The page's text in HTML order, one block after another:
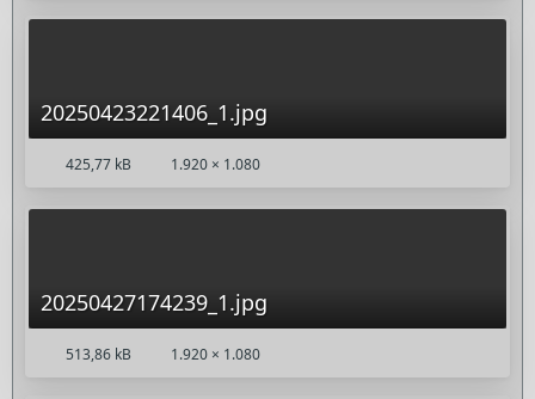
20250423221406_1.jpg
425,77 kB 1.920 × 1.080
20250427174239_1.jpg
513,86 kB 1.920 × 1.080